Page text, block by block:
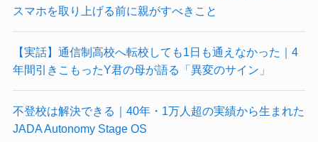
スマホを取り上げる前に親がすべきこと
【実話】通信制高校へ転校しても1日も通えなかった｜4
年間引きこもったY君の母が語る「異変のサイン」
不登校は解決できる｜40年・1万人超の実績から生まれた
JADA Autonomy Stage OS